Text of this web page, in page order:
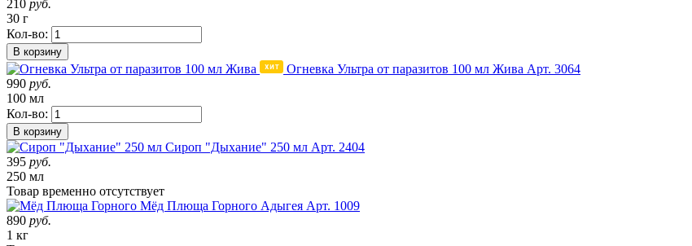
210 руб.
30 г
Кол-во:
В корзину
Огневка Ультра от паразитов 100 мл Жива Арт. 3064
990 руб.
100 мл
Кол-во:
В корзину
Сироп "Дыхание" 250 мл Арт. 2404
395 руб.
250 мл
Товар временно отсутствует
Мёд Плюща Горного Адыгея Арт. 1009
890 руб.
1 кг